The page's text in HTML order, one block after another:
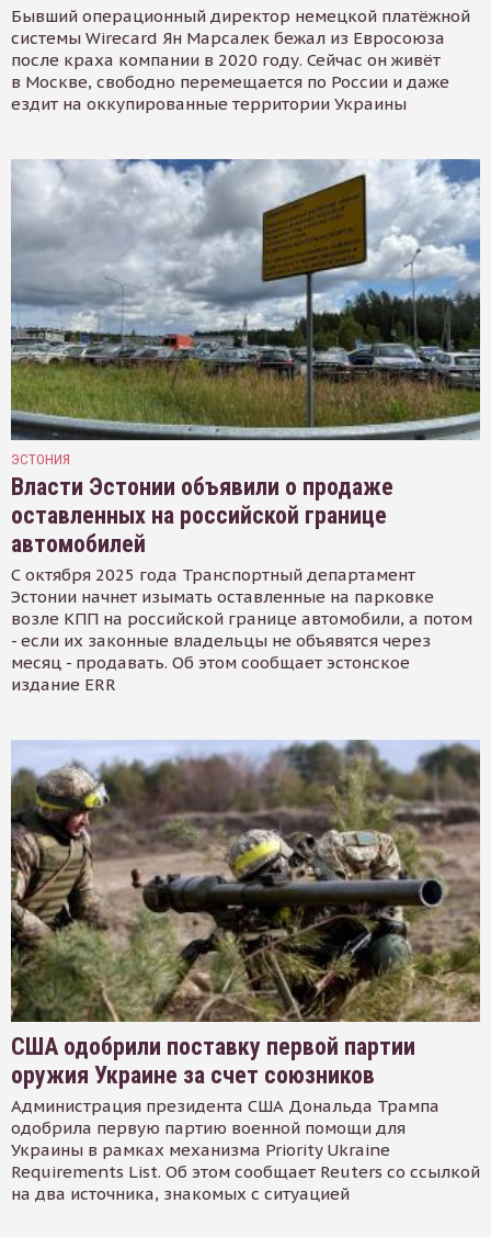
Бывший операционный директор немецкой платёжной
системы Wirecard Ян Марсалек бежал из Евросоюза
после краха компании в 2020 году. Сейчас он живёт
в Москве, свободно перемещается по России и даже
ездит на оккупированные территории Украины
ЭСТОНИЯ
Власти Эстонии объявили о продаже
оставленных на российской границе
автомобилей
С октября 2025 года Транспортный департамент
Эстонии начнет изымать оставленные на парковке
возле КПП на российской границе автомобили, а потом
- если их законные владельцы не объявятся через
месяц - продавать. Об этом сообщает эстонское
издание ERR
США одобрили поставку первой партии
оружия Украине за счет союзников
Администрация президента США Дональда Трампа
одобрила первую партию военной помощи для
Украины в рамках механизма Priority Ukraine
Requirements List. Об этом сообщает Reuters со ссылкой
на два источника, знакомых с ситуацией